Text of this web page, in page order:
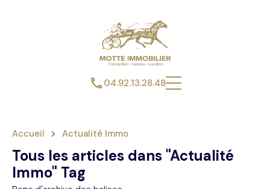
04.92.13.28.48
Accueil Actualité Immo
Tous les articles dans "Actualité
Immo" Tag